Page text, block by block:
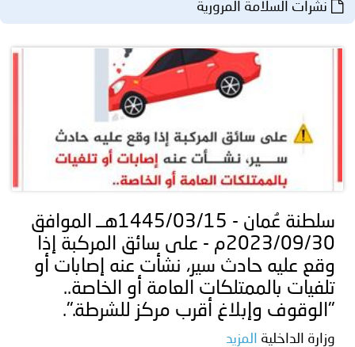
المجلس
مؤتمرات
اجتماعات
و
إنجازات
برامج
توعوية
الخدمات
الإلكترونية
صور
وفيديو
مجلة
أصداء
الأمانة
إعلانات
من
نشرات السلامة المرورية
سلطنة عُمان - 1445/03/15هــ الموافق
2023/09/30م - على سائق المركبة إذا
وقع عليه حادث سير، نشأت عنه إصابات أو
تلفيات بالممتلكات العامة أو الخاصة..
"الوقوف وإبلاغ أقرب مركز للشرطة.".
وزارة الداخلية المزيد